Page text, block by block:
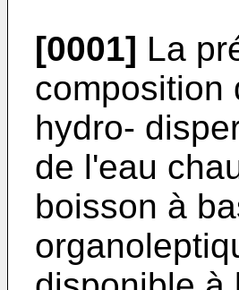
[0001] La
composition
hydro-
de l'eau
boisson à